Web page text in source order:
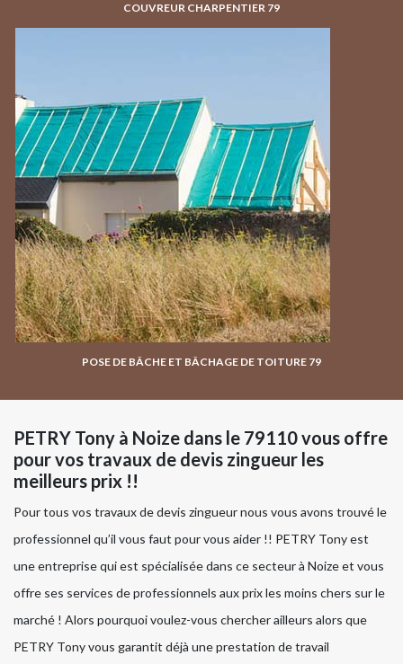
COUVREUR CHARPENTIER 79
POSE DE BÂCHE ET BÂCHAGE DE TOITURE 79
PETRY Tony à Noize dans le 79110 vous offre
pour vos travaux de devis zingueur les
meilleurs prix !!
Pour tous vos travaux de devis zingueur nous vous avons trouvé le
professionnel qu’il vous faut pour vous aider !! PETRY Tony est
une entreprise qui est spécialisée dans ce secteur à Noize et vous
offre ses services de professionnels aux prix les moins chers sur le
marché ! Alors pourquoi voulez-vous chercher ailleurs alors que
PETRY Tony vous garantit déjà une prestation de travail